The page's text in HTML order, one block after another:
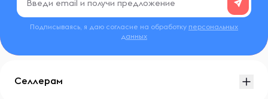
Подписываясь, я даю согласие на обработку персональных
данных
Селлерам